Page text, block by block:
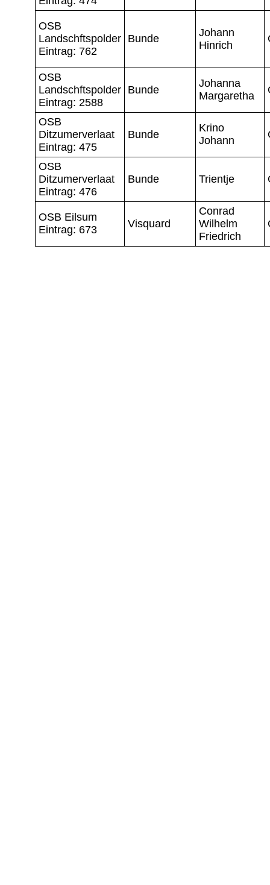
OSB
Landschftspolder
Eintrag: 762
Bunde
Johann
Hinrich
OSB
Landschftspolder
Eintrag: 2588
Bunde
Johanna
Margaretha
OSB
Ditzumerverlaat
Eintrag: 475
Bunde
Krino
Johann
OSB
Ditzumerverlaat
Eintrag: 476
Bunde Trientje
OSB Eilsum
Eintrag: 673
Visquard
Conrad
Wilhelm
Friedrich